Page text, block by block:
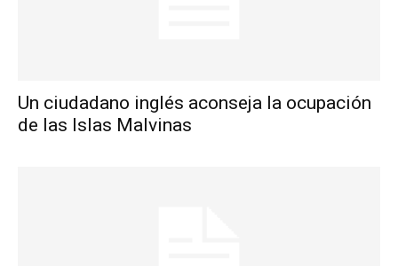
Un ciudadano inglés aconseja la ocupación
de las Islas Malvinas